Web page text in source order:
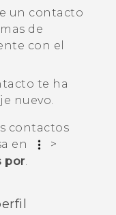
un contacto
de
con el
te ha
nuevo.
contactos
en
>
por.